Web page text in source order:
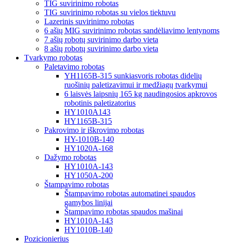
TIG suvirinimo robotas
TIG suvirinimo robotas su vielos tiektuvu
Lazerinis suvirinimo robotas
6 ašių MIG suvirinimo robotas sandėliavimo lentynoms
7 ašių robotų suvirinimo darbo vieta
8 ašių robotų suvirinimo darbo vieta
Tvarkymo robotas
Paletavimo robotas
YH1165B-315 sunkiasvoris robotas didelių
ruošinių paletizavimui ir medžiagų tvarkymui
6 laisvės laipsnių 165 kg naudingosios apkrovos
robotinis paletizatorius
HY1010A143
HY1165B-315
Pakrovimo ir iškrovimo robotas
HY-1010B-140
HY1020A-168
Dažymo robotas
HY1010A-143
HY1050A-200
Štampavimo robotas
Štampavimo robotas automatinei spaudos
gamybos linijai
Štampavimo robotas spaudos mašinai
HY1010A-143
HY1010B-140
Pozicionierius